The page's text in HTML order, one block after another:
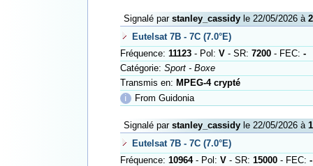
Signalé par stanley_cassidyle 22/05/2026 à
Eutelsat 7B - 7C (7.0°E)
Fréquence: 11123- Pol: V- SR: 7200- FEC: -
Catégorie: Sport - Boxe
Transmis en: MPEG-4 crypté
ℹ
From Guidonia
Signalé par stanley_cassidyle 22/05/2026 à
Eutelsat 7B - 7C (7.0°E)
Fréquence: 10964- Pol: V- SR: 15000- FEC: -